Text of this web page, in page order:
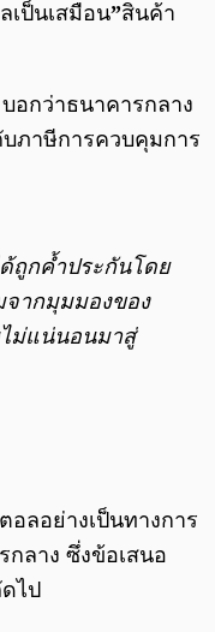
เป็นเสมือน”สินค้า
บอกว่าธนาคารกลาง
บภาษีการควบคุมการ
ถูกค้ำประกันโดย
ากมุมมองของ
ม่แน่นอนมาสู่
อลอย่างเป็นทางการ
กลาง ซึ่งข้อเสนอ
ไป